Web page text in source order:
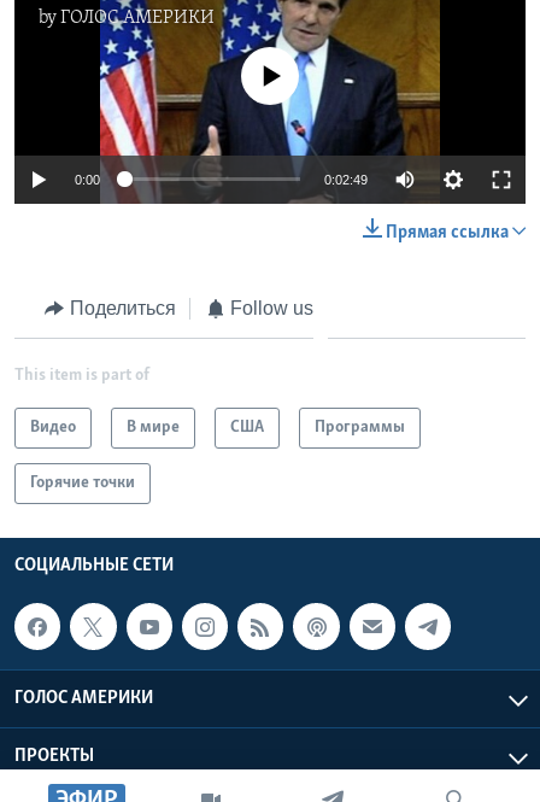
byГОЛОС АМЕРИКИ
No media source currently available
0:00 0:02:49
Прямая ссылка
Поделиться Follow us
This item is part of
Видео В мире США Программы
Горячие точки
СОЦИАЛЬНЫЕ СЕТИ
ГОЛОС АМЕРИКИ
ПРОЕКТЫ